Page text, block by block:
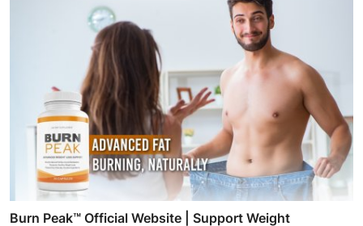
Burn Peak™ Official Website | Support Weight